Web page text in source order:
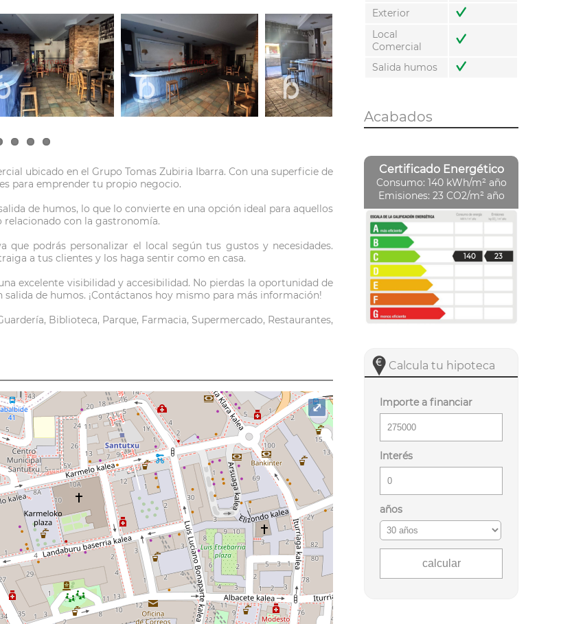
ubicado en el Grupo Tomas Zubiria Ibarra. Con una superficie de
para emprender tu propio negocio.
de humos, lo que lo convierte en una opción ideal para aquellos
con la gastronomía.
podrás personalizar el local según tus gustos y necesidades.
a tus clientes y los haga sentir como en casa.
excelente visibilidad y accesibilidad. No pierdas la oportunidad de
de humos. ¡Contáctanos hoy mismo para más información!
Biblioteca, Parque, Farmacia, Supermercado, Restaurantes,
⤢
Exterior
Local
Comercial
Salida humos
Acabados
Certificado Energético
Consumo: 140 kWh/m² año
Emisiones: 23 CO2/m² año
140 23
Calcula tu hipoteca
Importe a financiar
Interés
años